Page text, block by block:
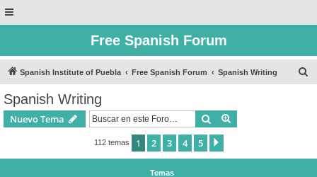
Free Spanish Forum
Spanish Institute of Puebla Free Spanish Forum Spanish Writing
Spanish Writing
Nuevo Tema Buscar
112 temas 1 2 3 4 5
Temas